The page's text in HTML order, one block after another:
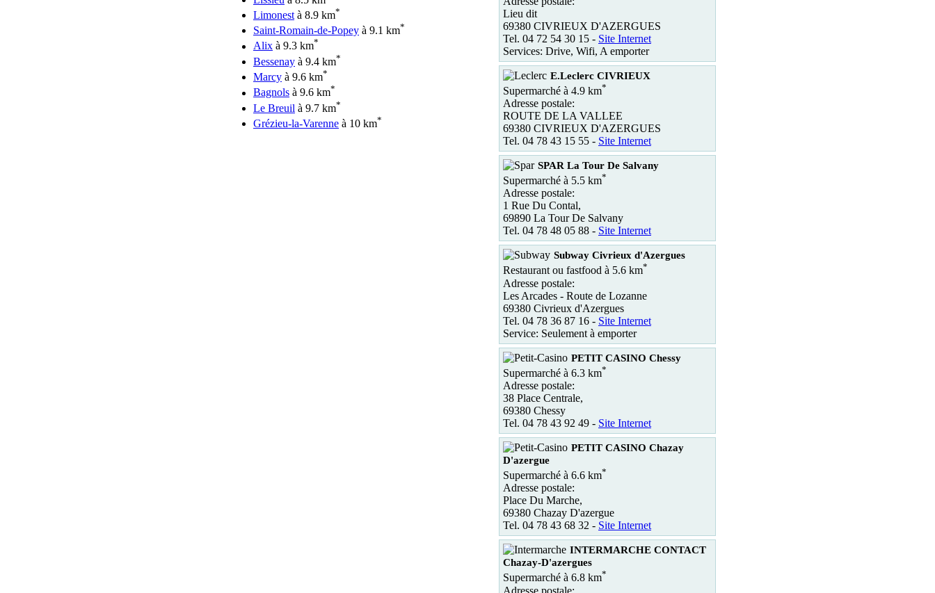
Limonest à 8.9 km*
Saint-Romain-de-Popey à 9.1 km*
Alix à 9.3 km*
Bessenay à 9.4 km*
Marcy à 9.6 km*
Bagnols à 9.6 km*
Le Breuil à 9.7 km*
Grézieu-la-Varenne à 10 km*
Lieu dit
69380 CIVRIEUX D'AZERGUES
Tel. 04 72 54 30 15 - Site Internet
Services: Drive, Wifi, A emporter
E.Leclerc CIVRIEUX
Supermarché à 4.9 km*
Adresse postale:
ROUTE DE LA VALLEE
69380 CIVRIEUX D'AZERGUES
Tel. 04 78 43 15 55 - Site Internet
SPAR La Tour De Salvany
Supermarché à 5.5 km*
Adresse postale:
1 Rue Du Contal,
69890 La Tour De Salvany
Tel. 04 78 48 05 88 - Site Internet
Subway Civrieux d'Azergues
Restaurant ou fastfood à 5.6 km*
Adresse postale:
Les Arcades - Route de Lozanne
69380 Civrieux d'Azergues
Tel. 04 78 36 87 16 - Site Internet
Service: Seulement à emporter
PETIT CASINO Chessy
Supermarché à 6.3 km*
Adresse postale:
38 Place Centrale,
69380 Chessy
Tel. 04 78 43 92 49 - Site Internet
PETIT CASINO Chazay
D'azergue
Supermarché à 6.6 km*
Adresse postale:
Place Du Marche,
69380 Chazay D'azergue
Tel. 04 78 43 68 32 - Site Internet
INTERMARCHE CONTACT
Chazay-D'azergues
Supermarché à 6.8 km*
Adresse postale: